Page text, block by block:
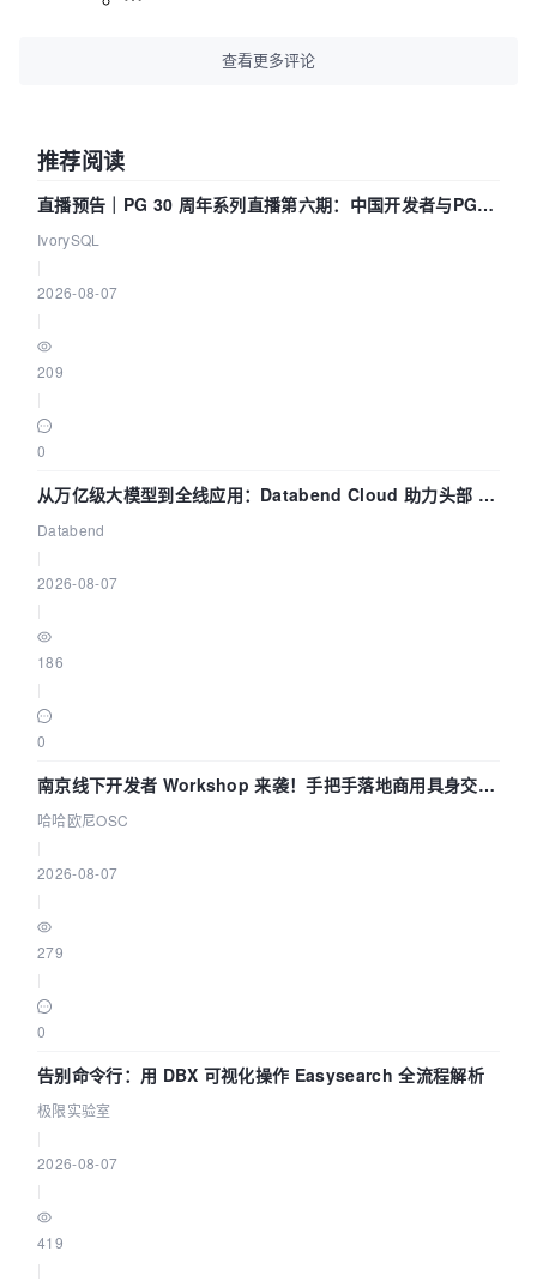
查看更多评论
推荐阅读
直播预告｜PG 30 周年系列直播第六期：中国开发者与PG内
核——我们改得动吗？我们贡献了什么？
IvorySQL
2026-08-07
209
0
从万亿级大模型到全线应用：Databend Cloud 助力头部 AI
企业构建全链路 Trace 数据管道
Databend
2026-08-07
186
0
南京线下开发者 Workshop 来袭！手把手落地商用具身交互
智能 Agent 应用
哈哈欧尼OSC
2026-08-07
279
0
告别命令行：用 DBX 可视化操作 Easysearch 全流程解析
极限实验室
2026-08-07
419